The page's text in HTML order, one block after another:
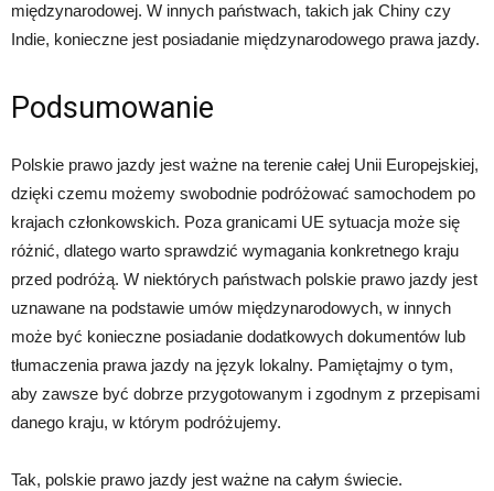
międzynarodowej. W innych państwach, takich jak Chiny czy
Indie, konieczne jest posiadanie międzynarodowego prawa jazdy.
Podsumowanie
Polskie prawo jazdy jest ważne na terenie całej Unii Europejskiej,
dzięki czemu możemy swobodnie podróżować samochodem po
krajach członkowskich. Poza granicami UE sytuacja może się
różnić, dlatego warto sprawdzić wymagania konkretnego kraju
przed podróżą. W niektórych państwach polskie prawo jazdy jest
uznawane na podstawie umów międzynarodowych, w innych
może być konieczne posiadanie dodatkowych dokumentów lub
tłumaczenia prawa jazdy na język lokalny. Pamiętajmy o tym,
aby zawsze być dobrze przygotowanym i zgodnym z przepisami
danego kraju, w którym podróżujemy.
Tak, polskie prawo jazdy jest ważne na całym świecie.